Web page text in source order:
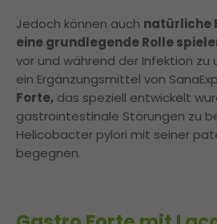
Jedoch können auch natürliche
eine grundlegende Rolle
vor und während der Infektion zu
ein Ergänzungsmittel von
Forte, das speziell entwickelt
gastrointestinale Störungen zu
Helicobacter pylori mit seiner
begegnen.